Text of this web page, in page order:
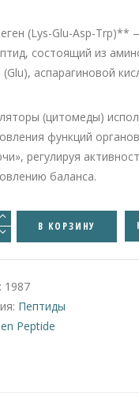
(Lys-Glu-Asp-Trp)**
состоящий из
аспарагиновой
(цитомеды)
функций
регулируя
баланса.
В КОРЗИНУ
1987
Пептиды
Peptide